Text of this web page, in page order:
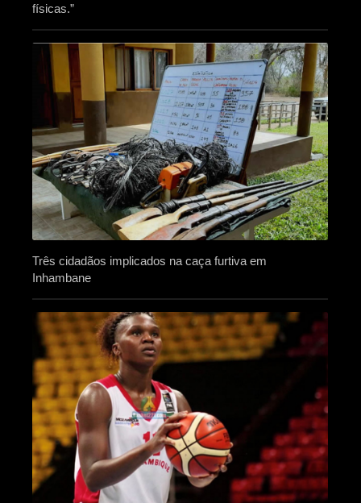
físicas.”
Três cidadãos implicados na caça furtiva em
Inhambane